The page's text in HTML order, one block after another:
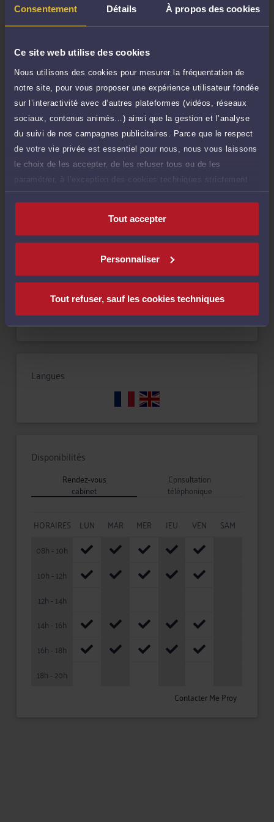
Consentement Détails À propos des cookies
Ce site web utilise des cookies
Nous utilisons des cookies pour mesurer la fréquentation de
notre site, pour vous proposer une expérience utilisateur fondée
sur l’interactivité avec d’autres plateformes (vidéos, réseaux
sociaux, contenus animés…) ainsi que la gestion et l’analyse
du suivi de nos campagnes publicitaires. Parce que le respect
de votre vie privée est essentiel pour nous, nous vous laissons
le choix de les accepter, de les refuser tous ou de les
paramétrer, à l’exception des cookies techniques strictement
nécessaires au fonctionnement du site.
Tout accepter
Personnaliser
Tout refuser, sauf les cookies techniques
de 1.000 caractères)
Consultation écrite
Etude de votre dossier + possibilité
d'ajout d'une pièce jointe
180 €
TTC
Consulter par écrit
Voir sa Grille indicative des Honoraires
Compétences
Droit de la famille, des personnes et de leur patrimoine
Langues
Disponibilités
Rendez-vous
cabinet
Consultation
téléphonique
HORAIRES LUN MAR MER JEU VEN
SAM
08h - 10h
10h - 12h
12h - 14h
14h - 16h
16h - 18h
18h - 20h
Contacter Me Proy